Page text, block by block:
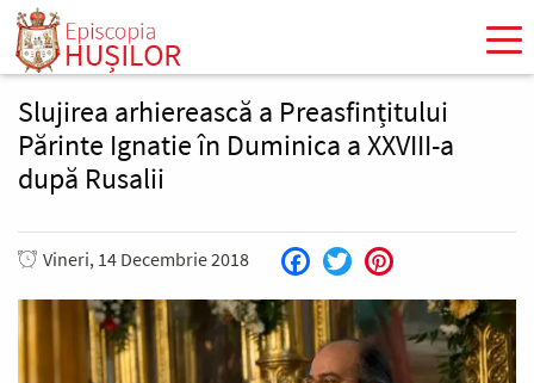
Mergi
conţinutul
principal
Slujirea arhierească a Preasfințitului
Părinte Ignatie în Duminica a XXVIII-a
după Rusalii
Vineri, 14 Decembrie 2018 Facebook
Twitter